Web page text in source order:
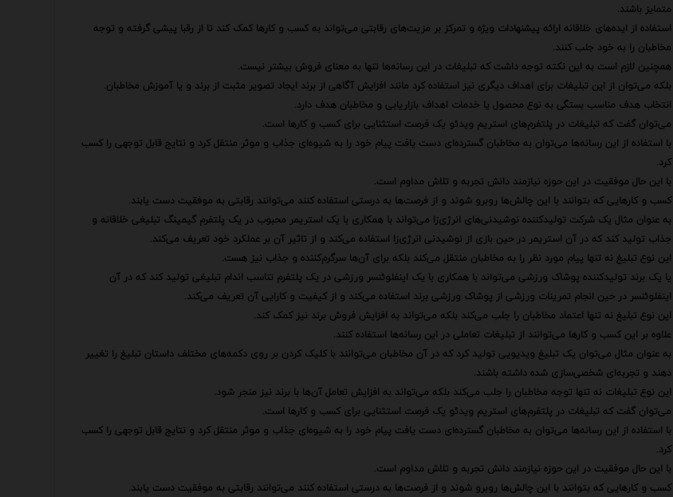
متمایز باشند.
استفاده از ایده‌های خلاقانه ارائه پیشنهادات ویژه و تمرکز بر مزیت‌های رقابتی می‌تواند به کسب و کارها کمک کند تا از رقبا پیشی گرفته و توجه
مخاطبان را به خود جلب کنند.
همچنین لازم است به این نکته توجه داشت که تبلیغات در این رسانه‌ها تنها به معنای فروش بیشتر نیست.
بلکه می‌توان از این تبلیغات برای اهداف دیگری نیز استفاده کرد مانند افزایش آگاهی از برند ایجاد تصویر مثبت از برند و یا آموزش مخاطبان.
انتخاب هدف مناسب بستگی به نوع محصول یا خدمات اهداف بازاریابی و مخاطبان هدف دارد.
می‌توان گفت که تبلیغات در پلتفرم‌های استریم ویدئو یک فرصت استثنایی برای کسب و کارها است.
با استفاده از این رسانه‌ها می‌توان به مخاطبان گسترده‌ای دست یافت پیام خود را به شیوه‌ای جذاب و موثر منتقل کرد و نتایج قابل توجهی را کسب
کرد.
با این حال موفقیت در این حوزه نیازمند دانش تجربه و تلاش مداوم است.
کسب و کارهایی که بتوانند با این چالش‌ها روبرو شوند و از فرصت‌ها به درستی استفاده کنند می‌توانند رقابتی به موفقیت دست یابند.
به عنوان مثال یک شرکت تولیدکننده نوشیدنی‌های انرژی‌زا می‌تواند با همکاری با یک استریمر محبوب در یک پلتفرم گیمینگ تبلیغی خلاقانه و
جذاب تولید کند که در آن استریمر در حین بازی از نوشیدنی انرژی‌زا استفاده می‌کند و از تاثیر آن بر عملکرد خود تعریف می‌کند.
این نوع تبلیغ نه تنها پیام مورد نظر را به مخاطبان منتقل می‌کند بلکه برای آن‌ها سرگرم‌کننده و جذاب نیز هست.
یا یک برند تولیدکننده پوشاک ورزشی می‌تواند با همکاری با یک اینفلوئنسر ورزشی در یک پلتفرم تناسب اندام تبلیغی تولید کند که در آن
اینفلوئنسر در حین انجام تمرینات ورزشی از پوشاک ورزشی برند استفاده می‌کند و از کیفیت و کارایی آن تعریف می‌کند.
این نوع تبلیغ نه تنها اعتماد مخاطبان را جلب می‌کند بلکه می‌تواند به افزایش فروش برند نیز کمک کند.
علاوه بر این کسب و کارها می‌توانند از تبلیغات تعاملی در این رسانه‌ها استفاده کنند.
به عنوان مثال می‌توان یک تبلیغ ویدیویی تولید کرد که در آن مخاطبان می‌توانند با کلیک کردن بر روی دکمه‌های مختلف داستان تبلیغ را تغییر
دهند و تجربه‌ای شخصی‌سازی شده داشته باشند.
این نوع تبلیغات نه تنها توجه مخاطبان را جلب می‌کند بلکه می‌تواند به افزایش تعامل آن‌ها با برند نیز منجر شود.
می‌توان گفت که تبلیغات در پلتفرم‌های استریم ویدئو یک فرصت استثنایی برای کسب و کارها است.
با استفاده از این رسانه‌ها می‌توان به مخاطبان گسترده‌ای دست یافت پیام خود را به شیوه‌ای جذاب و موثر منتقل کرد و نتایج قابل توجهی را کسب
کرد.
با این حال موفقیت در این حوزه نیازمند دانش تجربه و تلاش مداوم است.
کسب و کارهایی که بتوانند با این چالش‌ها روبرو شوند و از فرصت‌ها به درستی استفاده کنند می‌توانند رقابتی به موفقیت دست یابند.